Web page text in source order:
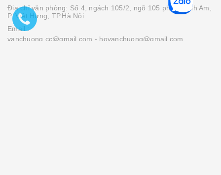
Địa chỉ văn phòng: Số 4, ngách 105/2, ngõ 105 phố Thanh Am,
P. Việt Hưng, TP.Hà Nội
Email :
vanchuong.cc@gmail.com - hovanchuong@gmail.com